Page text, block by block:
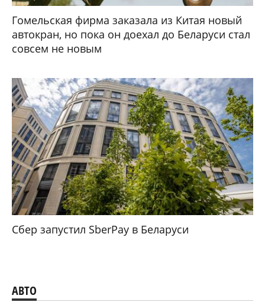
Гомельская фирма заказала из Китая новый
автокран, но пока он доехал до Беларуси стал
совсем не новым
Сбер запустил SberPay в Беларуси
АВТО